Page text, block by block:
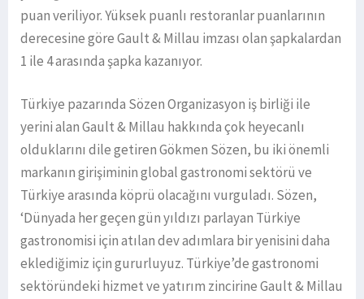
puan veriliyor. Yüksek puanlı restoranlar puanlarının
derecesine göre Gault & Millau imzası olan şapkalardan
1 ile 4 arasında şapka kazanıyor.
Türkiye pazarında Sözen Organizasyon iş birliği ile
yerini alan Gault & Millau hakkında çok heyecanlı
olduklarını dile getiren Gökmen Sözen, bu iki önemli
markanın girişiminin global gastronomi sektörü ve
Türkiye arasında köprü olacağını vurguladı. Sözen,
‘Dünyada her geçen gün yıldızı parlayan Türkiye
gastronomisi için atılan dev adımlara bir yenisini daha
eklediğimiz için gururluyuz. Türkiye’de gastronomi
sektöründeki hizmet ve yatırım zincirine Gault & Millau